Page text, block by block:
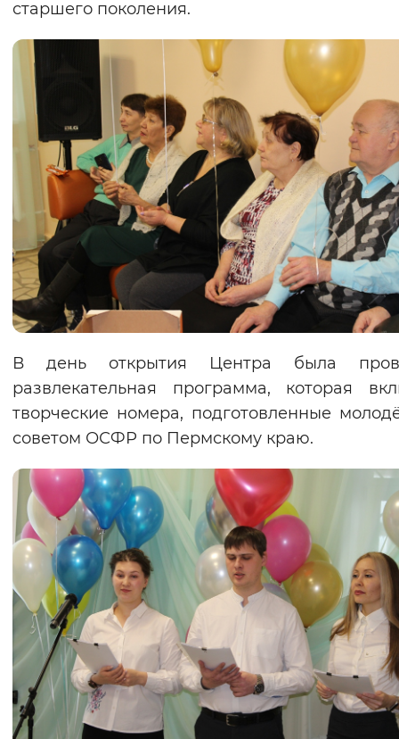
старшего поколения.
В день открытия Центра была
развлекательная программа, которая
творческие номера, подготовленные
советом ОСФР по Пермскому краю.